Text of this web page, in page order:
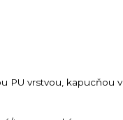
PU vrstvou, kapucňou v